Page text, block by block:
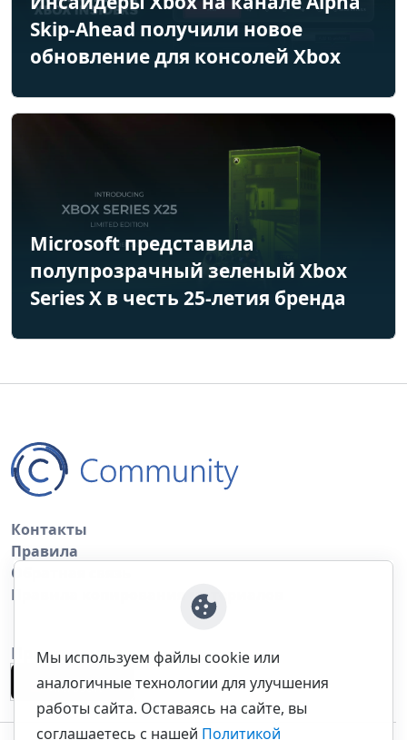
Skip-Ahead получили новое
обновление для консолей Xbox
Microsoft представила
полупрозрачный зеленый Xbox
Series X в честь 25-летия бренда
Контакты
Правила
Обратная связь
Правила копирования материалов
Приложение
Мы используем файлы cookie или
аналогичные технологии для улучшения
работы сайта. Оставаясь на сайте, вы
соглашаетесь с нашей Политикой